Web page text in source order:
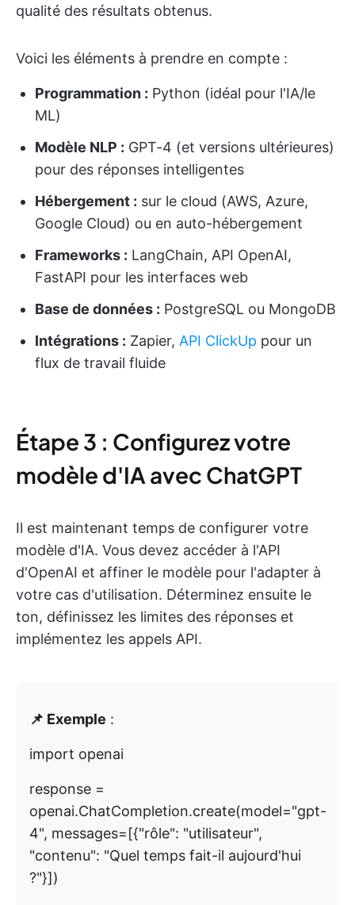
qualité des résultats obtenus.
Voici les éléments à prendre en compte :
Programmation : Python (idéal pour l'IA/le
ML)
Modèle NLP : GPT-4 (et versions ultérieures)
pour des réponses intelligentes
Hébergement : sur le cloud (AWS, Azure,
Google Cloud) ou en auto-hébergement
Frameworks : LangChain, API OpenAI,
FastAPI pour les interfaces web
Base de données : PostgreSQL ou MongoDB
Intégrations : Zapier, API ClickUp pour un
flux de travail fluide
Étape 3 : Configurez votre
modèle d'IA avec ChatGPT
Il est maintenant temps de configurer votre
modèle d'IA. Vous devez accéder à l'API
d'OpenAI et affiner le modèle pour l'adapter à
votre cas d'utilisation. Déterminez ensuite le
ton, définissez les limites des réponses et
implémentez les appels API.
📌 Exemple :
import openai
response =
openai.ChatCompletion.create(model="gpt-
4", messages=[{"rôle": "utilisateur",
"contenu": "Quel temps fait-il aujourd'hui
?"}])